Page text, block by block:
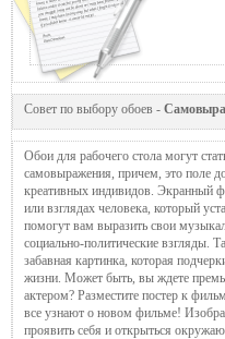
Совет по выбору обоев -
Обои для рабочего стола могут
самовыражения, причем, это поле
креативных индивидов. Экранный
или взглядах человека, который
помогут вам выразить свои
социально-политические взгляды.
забавная картинка, которая
жизни. Может быть, вы ждете
актером? Разместите постер к
все узнают о новом фильме!
проявить себя и открыться